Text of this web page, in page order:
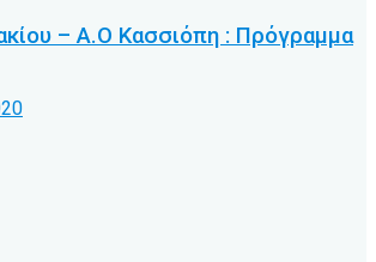
– Α.Ο Κασσιόπη : Πρόγραμμα